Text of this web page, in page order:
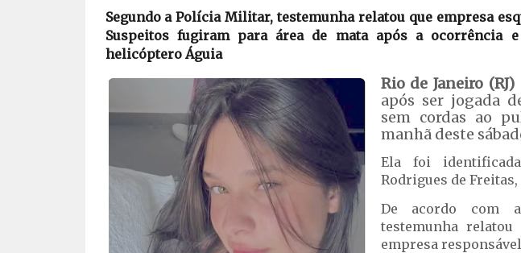
Segundo a Polícia Militar, testemunha relatou que empresa
Suspeitos fugiram para área de mata após a ocorrência
helicóptero Águia
Rio de Janeiro (RJ)
após ser jogada
sem cordas ao
manhã deste
Ela foi
Rodrigues de Freitas,
De acordo com
testemunha
empresa